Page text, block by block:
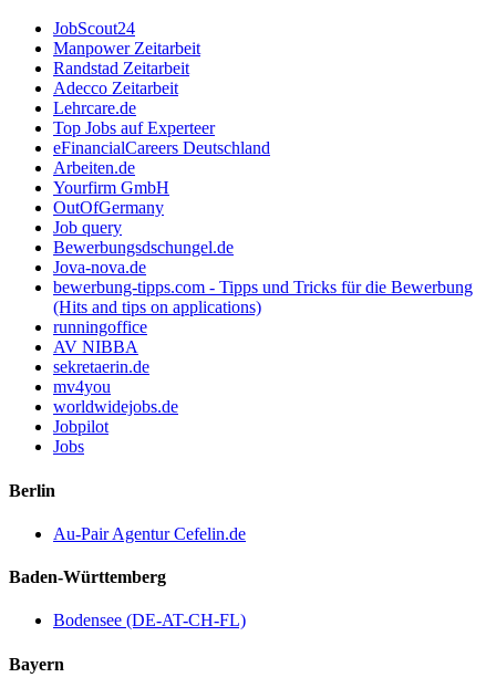
JobScout24
Manpower Zeitarbeit
Randstad Zeitarbeit
Adecco Zeitarbeit
Lehrcare.de
Top Jobs auf Experteer
eFinancialCareers Deutschland
Arbeiten.de
Yourfirm GmbH
OutOfGermany
Job query
Bewerbungsdschungel.de
Jova-nova.de
bewerbung-tipps.com - Tipps und Tricks für die Bewerbung
(Hits and tips on applications)
runningoffice
AV NIBBA
sekretaerin.de
mv4you
worldwidejobs.de
Jobpilot
Jobs
Berlin
Au-Pair Agentur Cefelin.de
Baden-Württemberg
Bodensee (DE-AT-CH-FL)
Bayern